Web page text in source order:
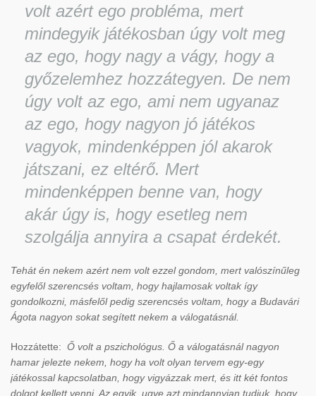
volt azért ego probléma, mert
mindegyik játékosban úgy volt meg
az ego, hogy nagy a vágy, hogy a
győzelemhez hozzátegyen. De nem
úgy volt az ego, ami nem ugyanaz
az ego, hogy nagyon jó játékos
vagyok, mindenképpen jól akarok
játszani, ez eltérő. Mert
mindenképpen benne van, hogy
akár úgy is, hogy esetleg nem
szolgálja annyira a csapat érdekét.
Tehát én nekem azért nem volt ezzel gondom, mert valószínűleg
egyfelől szerencsés voltam, hogy hajlamosak voltak így
gondolkozni, másfelől pedig szerencsés voltam, hogy a Budavári
Ágota nagyon sokat segített nekem a válogatásnál.
Hozzátette: Ő volt a pszichológus. Ő a válogatásnál nagyon
hamar jelezte nekem, hogy ha volt olyan tervem egy-egy
játékossal kapcsolatban, hogy vigyázzak mert, és itt két fontos
dolgot kellett venni. Az egyik, ugye azt mindannyian tudjuk, hogy